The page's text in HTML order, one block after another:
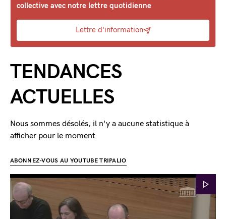
collective avec notre lettre quotidienne
Lettre d'information
TENDANCES
ACTUELLES
Nous sommes désolés, il n'y a aucune statistique à
afficher pour le moment
ABONNEZ-VOUS AU YOUTUBE TRIPALIO